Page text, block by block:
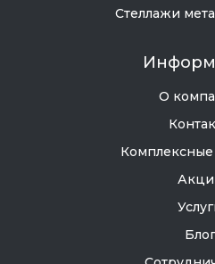
Стеллажи
О
Блог